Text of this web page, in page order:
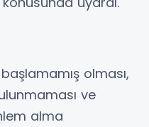
olması,
ve
alma